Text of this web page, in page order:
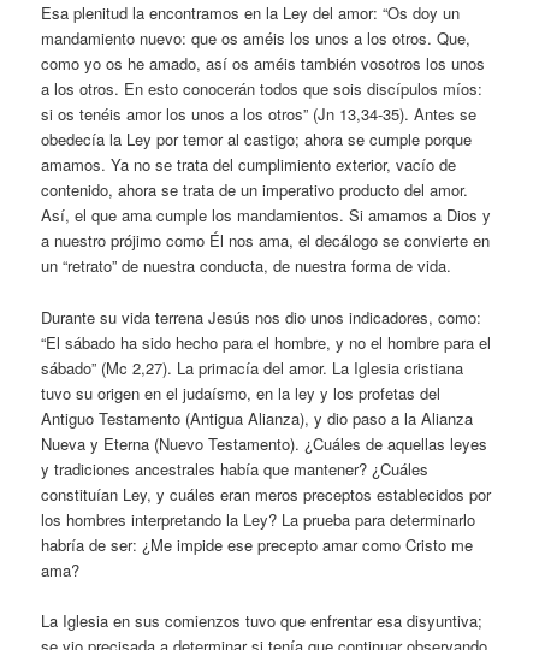
Esa plenitud la encontramos en la Ley del amor: “Os doy un
mandamiento nuevo: que os améis los unos a los otros. Que,
como yo os he amado, así os améis también vosotros los unos
a los otros. En esto conocerán todos que sois discípulos míos:
si os tenéis amor los unos a los otros” (Jn 13,34-35). Antes se
obedecía la Ley por temor al castigo; ahora se cumple porque
amamos. Ya no se trata del cumplimiento exterior, vacío de
contenido, ahora se trata de un imperativo producto del amor.
Así, el que ama cumple los mandamientos. Si amamos a Dios y
a nuestro prójimo como Él nos ama, el decálogo se convierte en
un “retrato” de nuestra conducta, de nuestra forma de vida.
Durante su vida terrena Jesús nos dio unos indicadores, como:
“El sábado ha sido hecho para el hombre, y no el hombre para el
sábado” (Mc 2,27). La primacía del amor. La Iglesia cristiana
tuvo su origen en el judaísmo, en la ley y los profetas del
Antiguo Testamento (Antigua Alianza), y dio paso a la Alianza
Nueva y Eterna (Nuevo Testamento). ¿Cuáles de aquellas leyes
y tradiciones ancestrales había que mantener? ¿Cuáles
constituían Ley, y cuáles eran meros preceptos establecidos por
los hombres interpretando la Ley? La prueba para determinarlo
habría de ser: ¿Me impide ese precepto amar como Cristo me
ama?
La Iglesia en sus comienzos tuvo que enfrentar esa disyuntiva;